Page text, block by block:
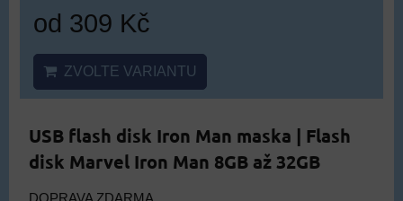
od 309 Kč
ZVOLTE VARIANTU
USB flash disk Iron Man maska | Flash
disk Marvel Iron Man 8GB až 32GB